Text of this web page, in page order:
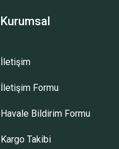
Kurumsal
İletişim
İletişim Formu
Havale Bildirim Formu
Kargo Takibi